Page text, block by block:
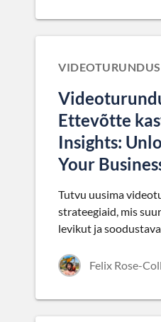
VIDEOTURUNDUS
Ettevõtte
Insights:
Your
Tutvu uusima
strateegiaid, mis
levikut ja
Felix Rose-